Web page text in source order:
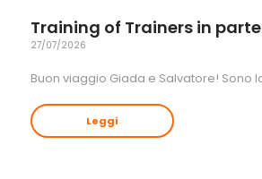
Training of Trainers in
27/07/2026
Buon viaggio Giada e Salvatore! Sono
Leggi